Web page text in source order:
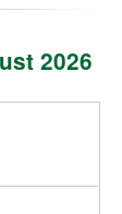
2026